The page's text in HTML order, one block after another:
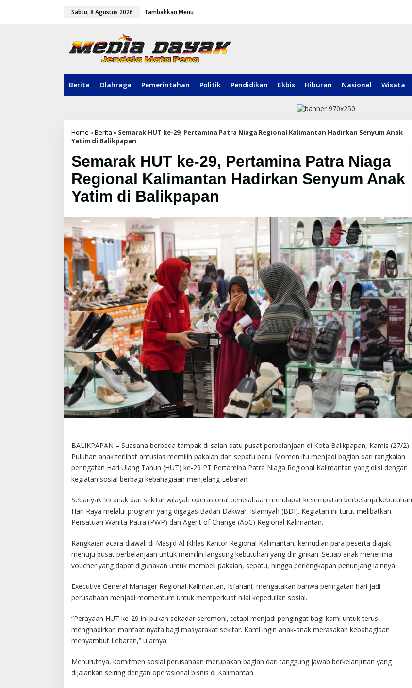
Sabtu, 8 Agustus 2026 Tambahkan Menu
Berita Olahraga Pemerintahan Politik Pendidikan Ekbis Hiburan Nasional Wisata
Home »Berita » Semarak HUT ke-29, Pertamina Patra Niaga Regional Kalimantan Hadirkan Senyum Anak
Yatim di Balikpapan
Semarak HUT ke-29, Pertamina Patra Niaga
Regional Kalimantan Hadirkan Senyum Anak
Yatim di Balikpapan
BALIKPAPAN – Suasana berbeda tampak di salah satu pusat perbelanjaan di Kota Balikpapan, Kamis (27/2).
Puluhan anak terlihat antusias memilih pakaian dan sepatu baru. Momen itu menjadi bagian dari rangkaian
peringatan Hari Ulang Tahun (HUT) ke-29 PT Pertamina Patra Niaga Regional Kalimantan yang diisi dengan
kegiatan sosial berbagi kebahagiaan menjelang Lebaran.
Sebanyak 55 anak dari sekitar wilayah operasional perusahaan mendapat kesempatan berbelanja kebutuhan
Hari Raya melalui program yang digagas Badan Dakwah Islamiyah (BDI). Kegiatan ini turut melibatkan
Persatuan Wanita Patra (PWP) dan Agent of Change (AoC) Regional Kalimantan.
Rangkaian acara diawali di Masjid Al Ikhlas Kantor Regional Kalimantan, kemudian para peserta diajak
menuju pusat perbelanjaan untuk memilih langsung kebutuhan yang diinginkan. Setiap anak menerima
voucher yang dapat digunakan untuk membeli pakaian, sepatu, hingga perlengkapan penunjang lainnya.
Executive General Manager Regional Kalimantan, Isfahani, mengatakan bahwa peringatan hari jadi
perusahaan menjadi momentum untuk memperkuat nilai kepedulian sosial.
“Perayaan HUT ke-29 ini bukan sekadar seremoni, tetapi menjadi pengingat bagi kami untuk terus
menghadirkan manfaat nyata bagi masyarakat sekitar. Kami ingin anak-anak merasakan kebahagiaan
menyambut Lebaran,” ujarnya.
Menurutnya, komitmen sosial perusahaan merupakan bagian dari tanggung jawab berkelanjutan yang
dijalankan seiring dengan operasional bisnis di Kalimantan.